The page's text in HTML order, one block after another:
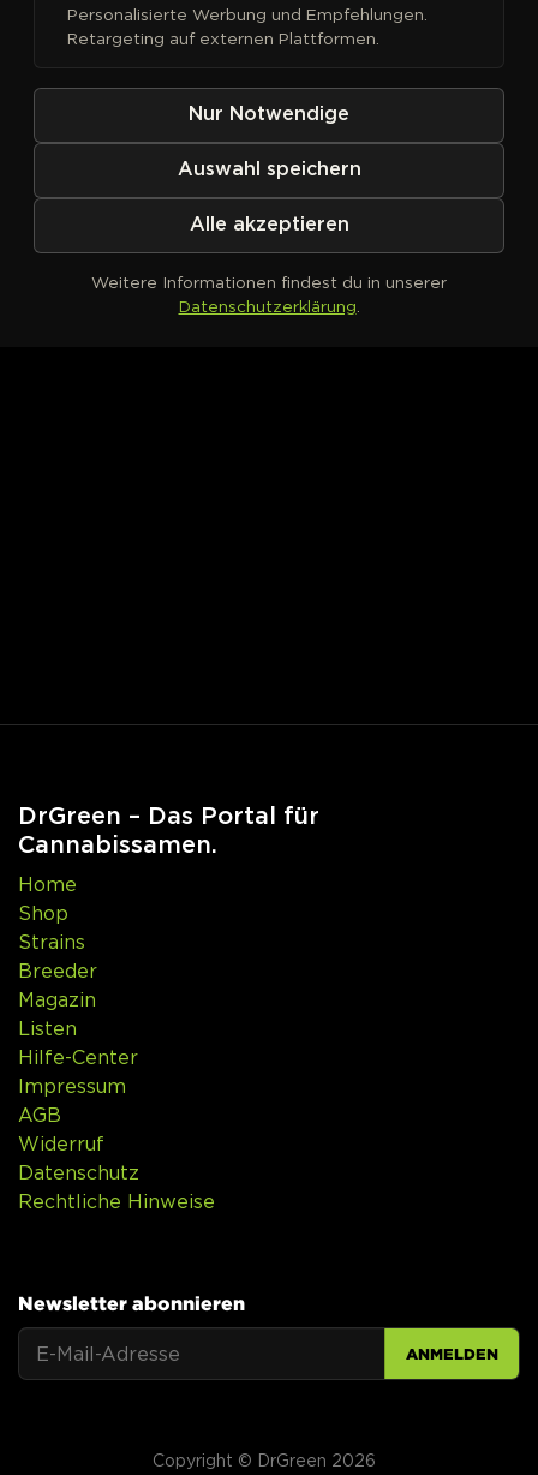
Kein Produkt definiert
DrGreen – Das Portal für
Cannabissamen.
Home
Shop
Strains
Breeder
Magazin
Listen
Hilfe-Center
Impressum
AGB
Widerruf
Datenschutz
Rechtliche Hinweise
Newsletter abonnieren
ANMELDEN
Copyright © DrGreen 2026
Personalisierte Werbung und Empfehlungen.
Retargeting auf externen Plattformen.
Nur Notwendige
Auswahl speichern
Alle akzeptieren
Weitere Informationen findest du in unserer
Datenschutzerklärung